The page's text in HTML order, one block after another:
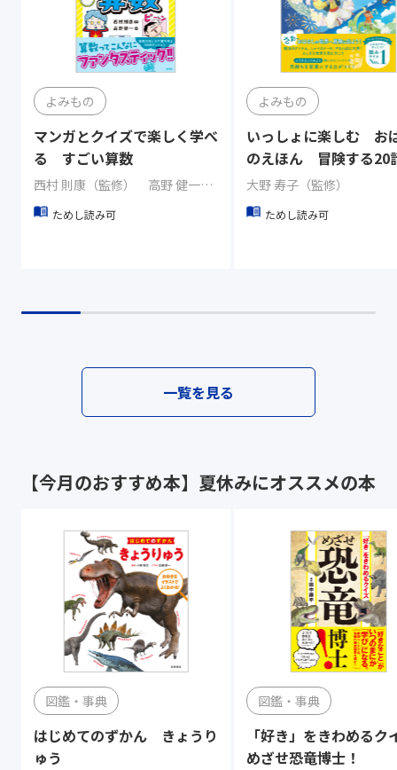
よみもの
マンガとクイズで楽しく学べ
る すごい算数
西村 則康（監修） 高野 健一（著）
ためし読み可
よみもの
いっしょに楽しむ お
のえほん 冒険する20
大野 寿子（監修）
ためし読み可
一覧を見る
【今月のおすすめ本】夏休みにオススメの本
図鑑・事典
はじめてのずかん きょうり
ゅう
図鑑・事典
「好き」をきわめる
めざせ恐竜博士！